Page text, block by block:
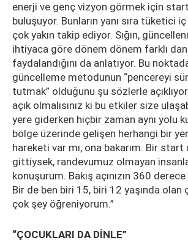
enerji ve genç vizyon görmek için start
buluşuyor. Bunların yanı sıra tüketici
çok yakın takip ediyor. Sığın,
ihtiyaca göre dönem dönem farklı
faydalandığını da anlatıyor. Bu
güncelleme metodunun “pencereyi
tutmak” olduğunu şu sözlerle
açık olmalısınız ki bu etkiler size
yere giderken hiçbir zaman aynı yolu
bölge üzerinde gelişen herhangi bir
hareketi var mı, ona bakarım. Bir start
gittiysek, randevumuz olmayan
konuşurum. Bakış açınızın 360
Bir de ben biri 15, biri 12 yaşında olan
çok şey öğreniyorum.”
“ÇOCUKLARI DA DİNLE”